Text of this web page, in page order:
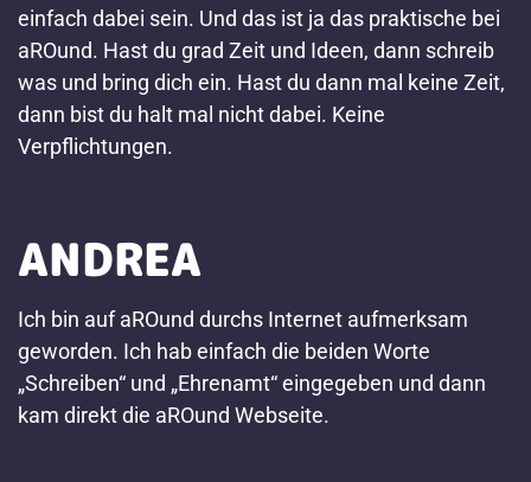
einfach dabei sein. Und das ist ja das praktische bei
aROund. Hast du grad Zeit und Ideen, dann schreib
was und bring dich ein. Hast du dann mal keine Zeit,
dann bist du halt mal nicht dabei. Keine
Verpflichtungen.
ANDREA
Ich bin auf aROund durchs Internet aufmerksam
geworden. Ich hab einfach die beiden Worte
„Schreiben“ und „Ehrenamt“ eingegeben und dann
kam direkt die aROund Webseite.